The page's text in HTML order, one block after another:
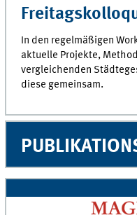
In den regelmäßigen
aktuelle Projekte,
vergleichenden
diese gemeinsam.